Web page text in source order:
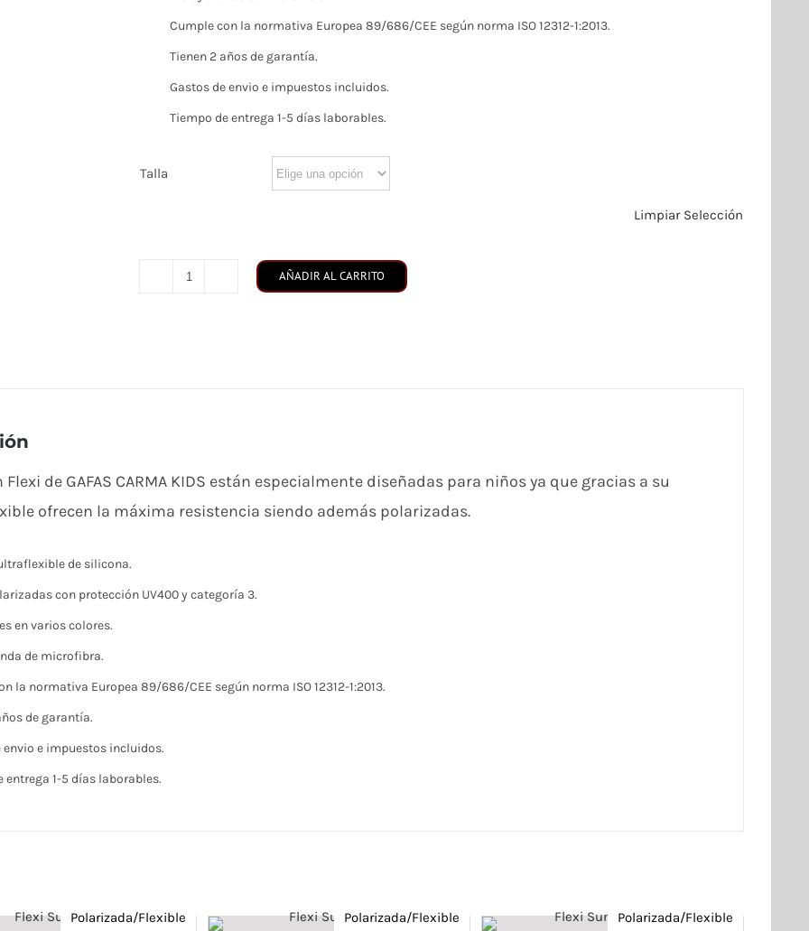
Cumple con la normativa Europea 89/686/CEE según norma ISO 12312-1:2013.
Tienen 2 años de garantía.
Gastos de envio e impuestos incluidos.
Tiempo de entrega 1-5 días laborables.
Talla
Limpiar Selección
AÑADIR AL CARRITO
Flexi de GAFAS CARMA KIDS están especialmente diseñadas para niños ya que gracias a su
ofrecen la máxima resistencia siendo además polarizadas.
de silicona.
con protección UV400 y categoría 3.
en varios colores.
de microfibra.
la normativa Europea 89/686/CEE según norma ISO 12312-1:2013.
de garantía.
envio e impuestos incluidos.
entrega 1-5 días laborables.
Polarizada/Flexible Polarizada/Flexible Polarizada/Flexible